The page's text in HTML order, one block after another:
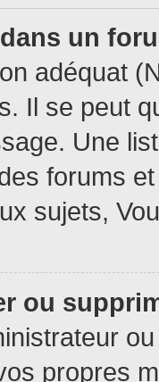
un
adéquat
Il se peut
Une
forums
sujets,
ou
propres